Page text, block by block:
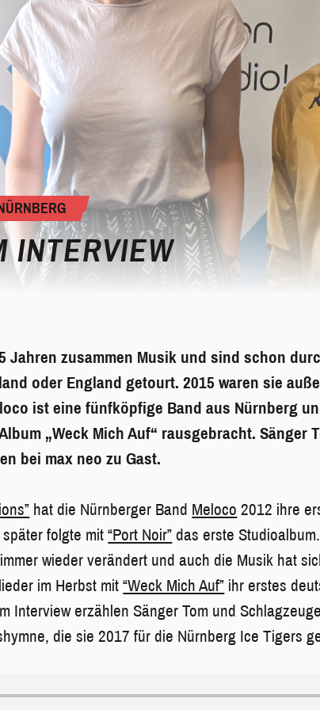
INTERVIEW
Jahren zusammen Musik und sind schon
oder England getourt. 2015 waren sie
ist eine fünfköpfige Band aus Nürnberg
„Weck Mich Auf“ rausgebracht. Sänger
bei max neo zu Gast.
hat die Nürnberger Band Meloco 2012 ihre
später folgte mit“Port Noir” das erste
wieder verändert und auch die Musik hat
im Herbst mit“Weck Mich Auf” ihr erstes
Interview erzählen Sänger Tom und
die sie 2017 für die Nürnberg Ice Tigers